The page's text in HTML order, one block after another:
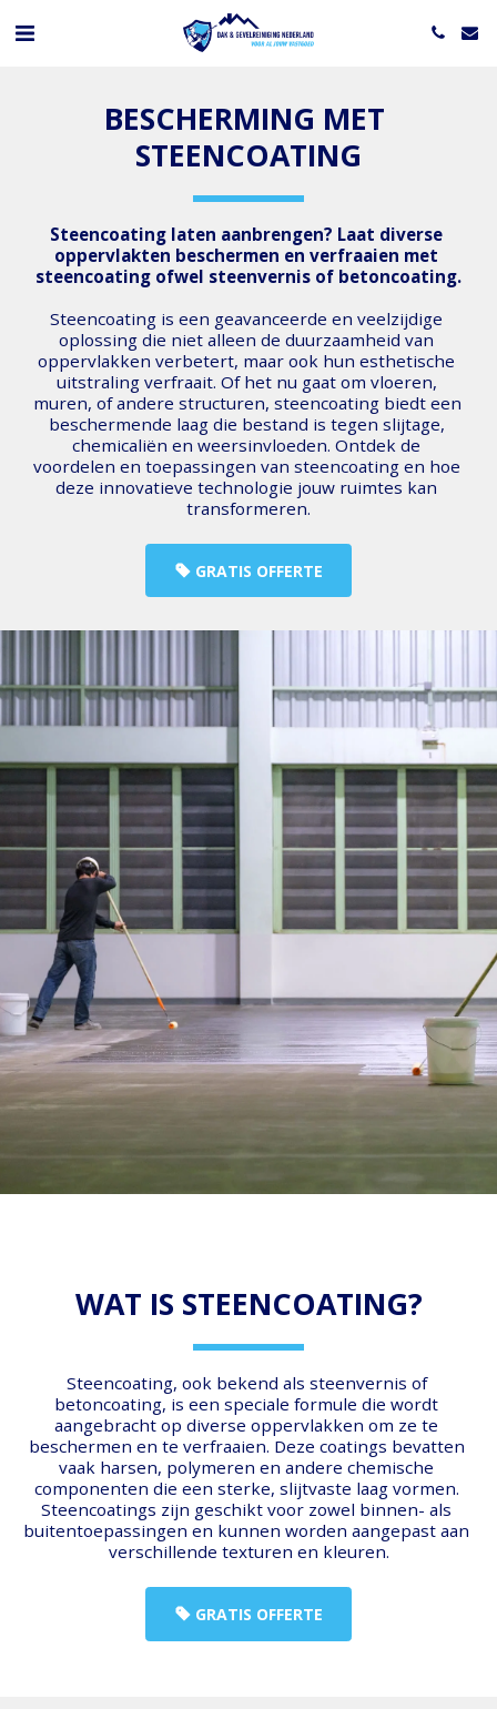
BESCHERMING MET
STEENCOATING
Steencoating laten aanbrengen? Laat diverse
oppervlakten beschermen en verfraaien met
steencoating ofwel steenvernis of betoncoating.
Steencoating is een geavanceerde en veelzijdige
oplossing die niet alleen de duurzaamheid van
oppervlakken verbetert, maar ook hun esthetische
uitstraling verfraait. Of het nu gaat om vloeren,
muren, of andere structuren, steencoating biedt een
beschermende laag die bestand is tegen slijtage,
chemicaliën en weersinvloeden. Ontdek de
voordelen en toepassingen van steencoating en hoe
deze innovatieve technologie jouw ruimtes kan
transformeren.
GRATIS OFFERTE
WAT IS STEENCOATING?
Steencoating, ook bekend als steenvernis of
betoncoating, is een speciale formule die wordt
aangebracht op diverse oppervlakken om ze te
beschermen en te verfraaien. Deze coatings bevatten
vaak harsen, polymeren en andere chemische
componenten die een sterke, slijtvaste laag vormen.
Steencoatings zijn geschikt voor zowel binnen- als
buitentoepassingen en kunnen worden aangepast aan
verschillende texturen en kleuren.
GRATIS OFFERTE